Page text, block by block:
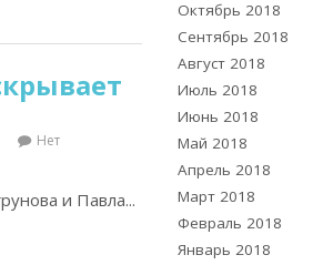
Нет
и Павла...
Октябрь 2018
Сентябрь 2018
Август 2018
Июль 2018
Июнь 2018
Май 2018
Апрель 2018
Март 2018
Февраль 2018
Январь 2018